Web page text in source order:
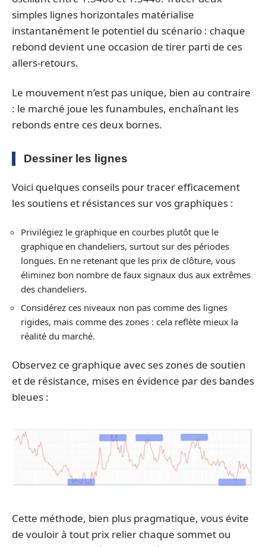
simples lignes horizontales matérialise
instantanément le potentiel du scénario : chaque
rebond devient une occasion de tirer parti de ces
allers-retours.
Le mouvement n’est pas unique, bien au contraire
: le marché joue les funambules, enchaînant les
rebonds entre ces deux bornes.
Dessiner les lignes
Voici quelques conseils pour tracer efficacement
les soutiens et résistances sur vos graphiques :
Privilégiez le graphique en courbes plutôt que le
graphique en chandeliers, surtout sur des périodes
longues. En ne retenant que les prix de clôture, vous
éliminez bon nombre de faux signaux dus aux extrêmes
des chandeliers.
Considérez ces niveaux non pas comme des lignes
rigides, mais comme des zones : cela reflète mieux la
réalité du marché.
Observez ce graphique avec ses zones de soutien
et de résistance, mises en évidence par des bandes
bleues :
Cette méthode, bien plus pragmatique, vous évite
de vouloir à tout prix relier chaque sommet ou